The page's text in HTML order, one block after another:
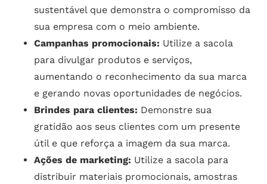
sustentável que demonstra o compromisso da
sua empresa com o meio ambiente.
Campanhas promocionais: Utilize a sacola
para divulgar produtos e serviços,
aumentando o reconhecimento da sua marca
e gerando novas oportunidades de negócios.
Brindes para clientes: Demonstre sua
gratidão aos seus clientes com um presente
útil e que reforça a imagem da sua marca.
Ações de marketing: Utilize a sacola para
distribuir materiais promocionais, amostras